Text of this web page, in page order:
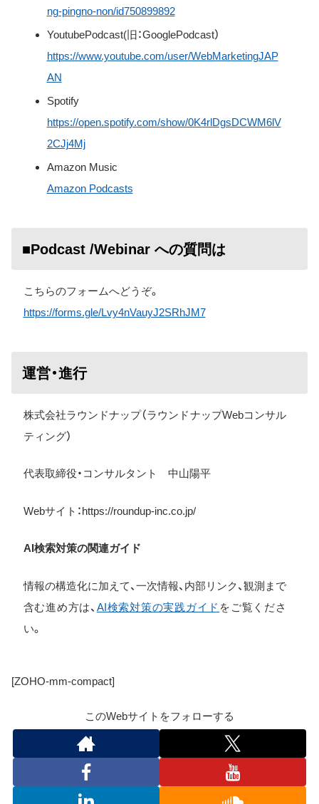
ng-pingno-non/id750899892
YoutubePodcast(旧：GooglePodcast）
https://www.youtube.com/user/WebMarketingJAP
AN
Spotify
https://open.spotify.com/show/0K4rlDgsDCWM6lV
2CJj4Mj
Amazon Music
Amazon Podcasts
■Podcast /Webinar への質問は
こちらのフォームへどうぞ。
https://forms.gle/Lvy4nVauyJ2SRhJM7
運営・進行
株式会社ラウンドナップ（ラウンドナップWebコンサル
ティング）
代表取締役・コンサルタント 中山陽平
Webサイト：https://roundup-inc.co.jp/
AI検索対策の関連ガイド
情報の構造化に加えて、一次情報、内部リンク、観測まで
含む進め方は、 AI検索対策の実践ガイド をご覧くださ
い。
[ZOHO-mm-compact]
このWebサイトをフォローする